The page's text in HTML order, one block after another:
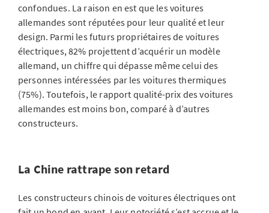
confondues. La raison en est que les voitures
allemandes sont réputées pour leur qualité et leur
design. Parmi les futurs propriétaires de voitures
électriques, 82% projettent d’acquérir un modèle
allemand, un chiffre qui dépasse même celui des
personnes intéressées par les voitures thermiques
(75%). Toutefois, le rapport qualité-prix des voitures
allemandes est moins bon, comparé à d’autres
constructeurs.
La Chine rattrape son retard
Les constructeurs chinois de voitures électriques ont